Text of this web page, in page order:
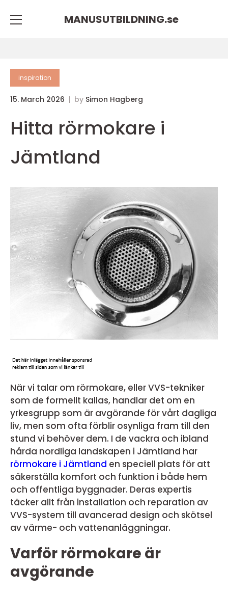
MANUSUTBILDNING.se
inspiration
15. March 2026 by Simon Hagberg
Hitta rörmokare i
Jämtland
När vi talar om rörmokare, eller VVS-tekniker
som de formellt kallas, handlar det om en
yrkesgrupp som är avgörande för vårt dagliga
liv, men som ofta förblir osynliga fram till den
stund vi behöver dem. I de vackra och ibland
hårda nordliga landskapen i Jämtland har
rörmokare i Jämtland en speciell plats för att
säkerställa komfort och funktion i både hem
och offentliga byggnader. Deras expertis
täcker allt från installation och reparation av
VVS-system till avancerad design och skötsel
av värme- och vattenanläggningar.
Varför rörmokare är
avgörande